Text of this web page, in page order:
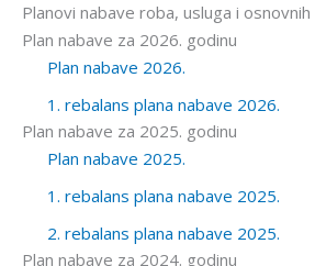
Planovi nabave roba, usluga i
Plan nabave za 2026. godinu
Plan nabave 2026.
1. rebalans plana nabave 2026.
Plan nabave za 2025. godinu
Plan nabave 2025.
1. rebalans plana nabave 2025.
2. rebalans plana nabave 2025.
Plan nabave za 2024. godinu